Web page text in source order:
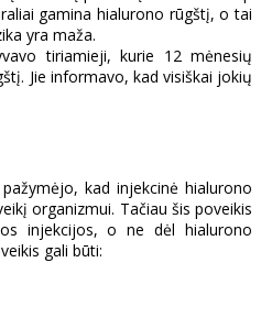
gamina hialurono rūgštį, o tai
yra maža.
tiriamieji, kurie 12 mėnesių
Jie informavo, kad visiškai jokių
kad injekcinė hialurono
organizmui. Tačiau šis poveikis
injekcijos, o ne dėl hialurono
gali būti: